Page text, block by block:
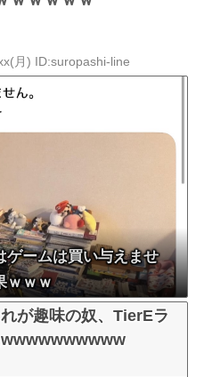
月) ID:suropashi-line
ゲームは買い与えませ
ｗｗｗ
れが趣味の奴、TierEラ
wwwwwwwwww